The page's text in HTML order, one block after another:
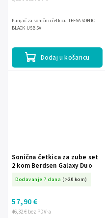
Dodaj u košaricu
Punjač za soničnu četkicu TEESA SONIC
BLACK USB 5V
Sonična četkica za zube set
2 kom Berdsen Galaxy Duo
Dodavanje 7 dana (>20 kom)
46,32 € bez PDV-a
57,90 €